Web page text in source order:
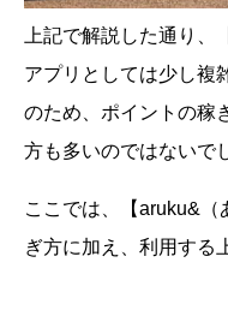
上記で解説した通り
アプリとしては少し複
のため、ポイントの稼
方も多いのではないで
ここでは、【aruku&
ぎ方に加え、利用する